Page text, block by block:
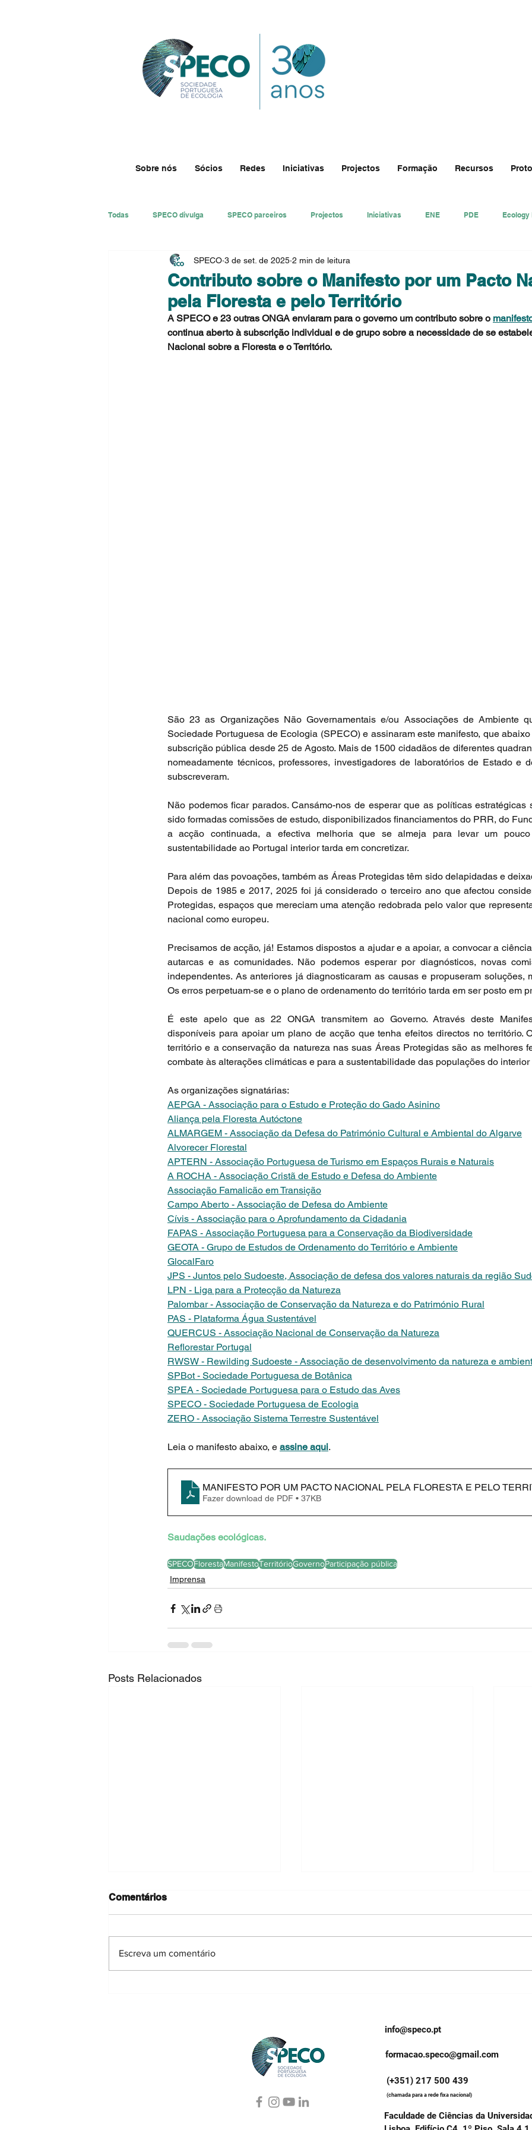
Sobre nós Sócios Redes Iniciativas Projectos Formação Recursos
Todas SPECO divulga SPECO parceiros Projectos Iniciativas ENE PDE Ecology
#DivECO Imprensa Ecologi@
Contributo sobre o Manifesto por um Pacto
pela Floresta e pelo Território
SPECO 3 de set. de 2025 2 min de leitura
A SPECO e 23 outras ONGA enviaram para o governo um contributo sobre o
continua aberto à subscrição individual e de grupo sobre a necessidade de se
Nacional sobre a Floresta e o Território.
São 23 as Organizações Não Governamentais e/ou Associações de Ambiente
Sociedade Portuguesa de Ecologia (SPECO) e assinaram este manifesto, que
subscrição pública desde 25 de Agosto. Mais de 1500 cidadãos de diferentes
nomeadamente técnicos, professores, investigadores de laboratórios de Estado e
subscreveram.
Não podemos ficar parados. Cansámo-nos de esperar que as políticas estratégicas
sido formadas comissões de estudo, disponibilizados financiamentos do PRR, do
a acção continuada, a efectiva melhoria que se almeja para levar um
sustentabilidade ao Portugal interior tarda em concretizar.
Para além das povoações, também as Áreas Protegidas têm sido delapidadas e
Depois de 1985 e 2017, 2025 foi já considerado o terceiro ano que afectou
Protegidas, espaços que mereciam uma atenção redobrada pelo valor que
nacional como europeu.
Precisamos de acção, já! Estamos dispostos a ajudar e a apoiar, a convocar a
autarcas e as comunidades. Não podemos esperar por diagnósticos, novas
independentes. As anteriores já diagnosticaram as causas e propuseram soluções,
Os erros perpetuam-se e o plano de ordenamento do território tarda em ser posto em
É este apelo que as 22 ONGA transmitem ao Governo. Através deste
disponíveis para apoiar um plano de acção que tenha efeitos directos no território.
território e a conservação da natureza nas suas Áreas Protegidas são as melhores
combate às alterações climáticas e para a sustentabilidade das populações do interior
As organizações signatárias:
AEPGA - Associação para o Estudo e Proteção do Gado Asinino
Aliança pela Floresta Autóctone
ALMARGEM - Associação da Defesa do Património Cultural e Ambiental do Algarve
Alvorecer Florestal
APTERN - Associação Portuguesa de Turismo em Espaços Rurais e Naturais
A ROCHA - Associação Cristã de Estudo e Defesa do Ambiente
Associação Famalicão em Transição
Campo Aberto - Associação de Defesa do Ambiente
Cívis - Associação para o Aprofundamento da Cidadania
FAPAS - Associação Portuguesa para a Conservação da Biodiversidade
GEOTA - Grupo de Estudos de Ordenamento do Território e Ambiente
GlocalFaro
JPS - Juntos pelo Sudoeste, Associação de defesa dos valores naturais da região
LPN - Liga para a Protecção da Natureza
Palombar - Associação de Conservação da Natureza e do Património Rural
PAS - Plataforma Água Sustentável
QUERCUS - Associação Nacional de Conservação da Natureza
Reflorestar Portugal
RWSW - Rewilding Sudoeste - Associação de desenvolvimento da natureza e
SPBot - Sociedade Portuguesa de Botânica
SPEA - Sociedade Portuguesa para o Estudo das Aves
SPECO - Sociedade Portuguesa de Ecologia
ZERO - Associação Sistema Terrestre Sustentável
Leia o manifesto abaixo, e assine aqui.
MANIFESTO POR UM PACTO NACIONAL PELA FLORESTA E PELO
Fazer download de PDF • 37KB
Saudações ecológicas.
SPECOFlorestaManifestoTerritórioGovernoParticipação pública
Imprensa
Posts Relacionados
Comentários
Escreva um comentário
info@speco.pt
formacao.speco@gmail.com
(+351) 217 500 439
(chamada para a rede fixa nacional)
Faculdade de Ciências da